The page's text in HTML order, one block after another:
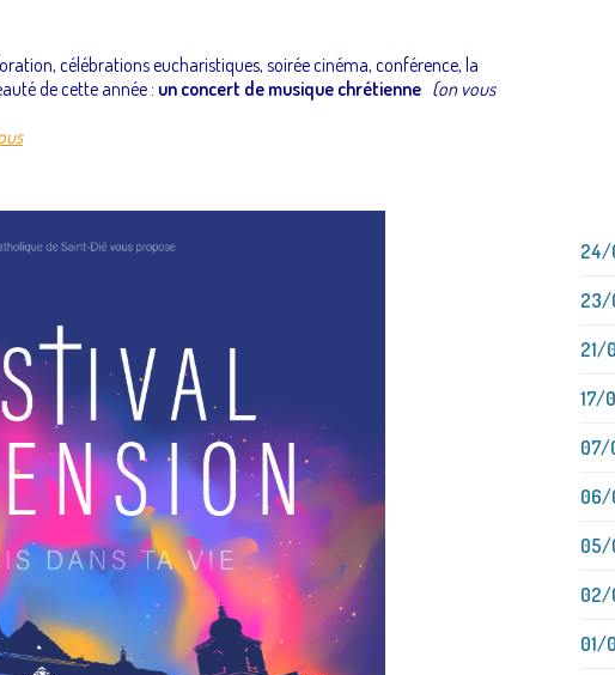
célébrations eucharistiques, soirée cinéma, conférence, la
de cette année : un concert de musique chrétienne (on vous
24/
23/
21/
17/
07/
06/
05/
02/
01/